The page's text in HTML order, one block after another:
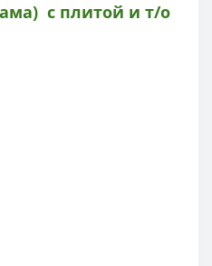
с плитой и т/о